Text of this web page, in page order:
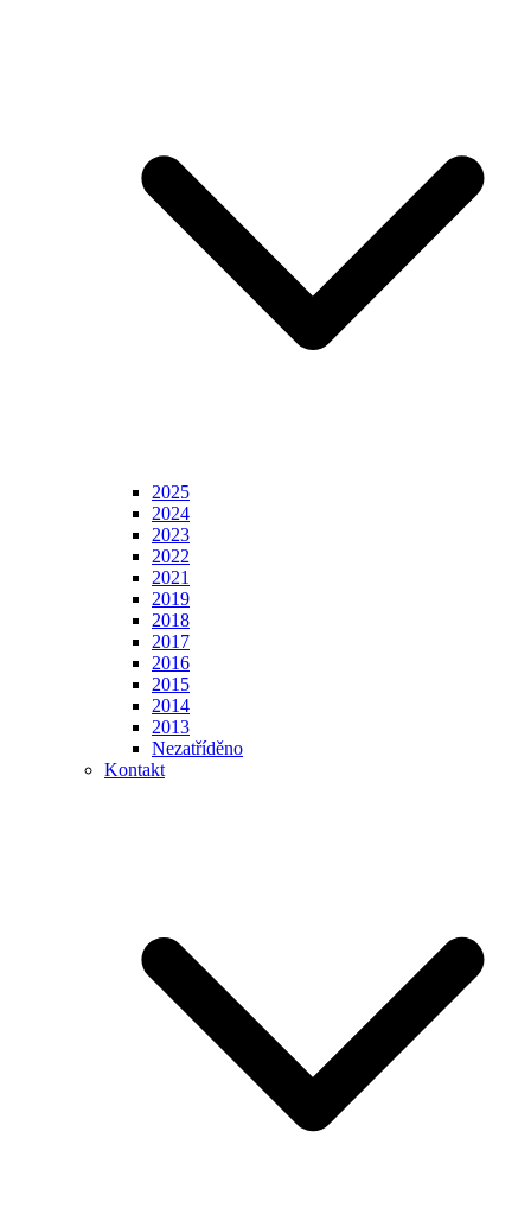
2025
2024
2023
2022
2021
2019
2018
2017
2016
2015
2014
2013
Nezatříděno
Kontakt